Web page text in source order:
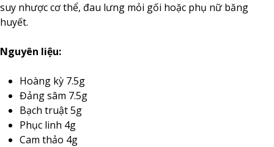
suy nhược cơ thể, đau lưng mỏi gối hoặc phụ nữ băng
huyết.
Nguyên liệu:
Hoàng kỳ 7.5g
Đảng sâm 7.5g
Bạch truật 5g
Phục linh 4g
Cam thảo 4g